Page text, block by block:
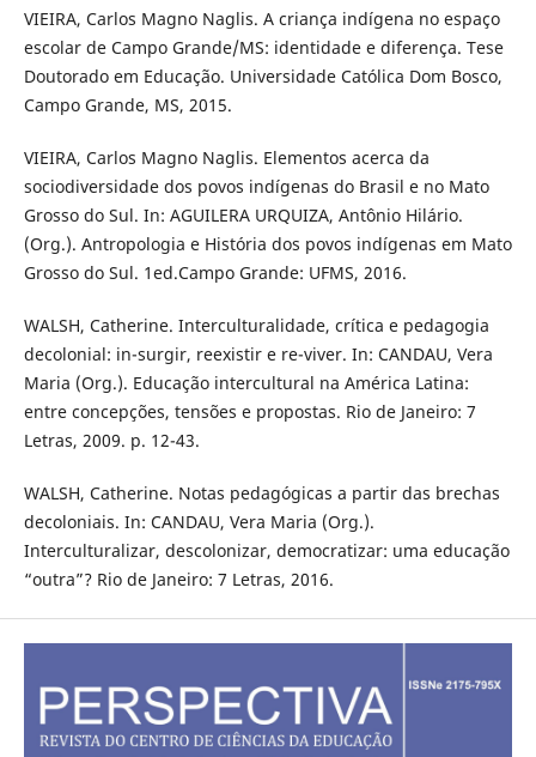
VIEIRA, Carlos Magno Naglis. A criança indígena no espaço
escolar de Campo Grande/MS: identidade e diferença. Tese
Doutorado em Educação. Universidade Católica Dom Bosco,
Campo Grande, MS, 2015.
VIEIRA, Carlos Magno Naglis. Elementos acerca da
sociodiversidade dos povos indígenas do Brasil e no Mato
Grosso do Sul. In: AGUILERA URQUIZA, Antônio Hilário.
(Org.). Antropologia e História dos povos indígenas em Mato
Grosso do Sul. 1ed.Campo Grande: UFMS, 2016.
WALSH, Catherine. Interculturalidade, crítica e pedagogia
decolonial: in-surgir, reexistir e re-viver. In: CANDAU, Vera
Maria (Org.). Educação intercultural na América Latina:
entre concepções, tensões e propostas. Rio de Janeiro: 7
Letras, 2009. p. 12-43.
WALSH, Catherine. Notas pedagógicas a partir das brechas
decoloniais. In: CANDAU, Vera Maria (Org.).
Interculturalizar, descolonizar, democratizar: uma educação
“outra”? Rio de Janeiro: 7 Letras, 2016.